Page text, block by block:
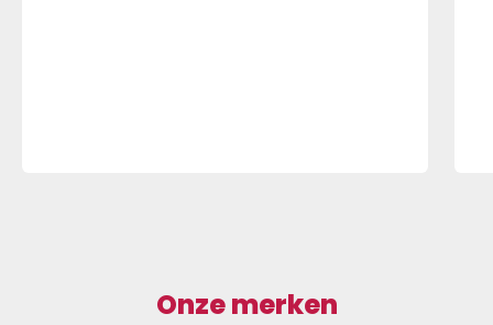
Onze merken